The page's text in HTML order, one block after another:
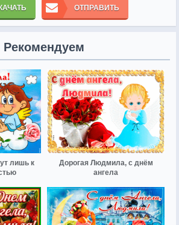
ОТПРАВИТЬ
Рекомендуем
лишь к
Дорогая Людмила, с днём
ангела